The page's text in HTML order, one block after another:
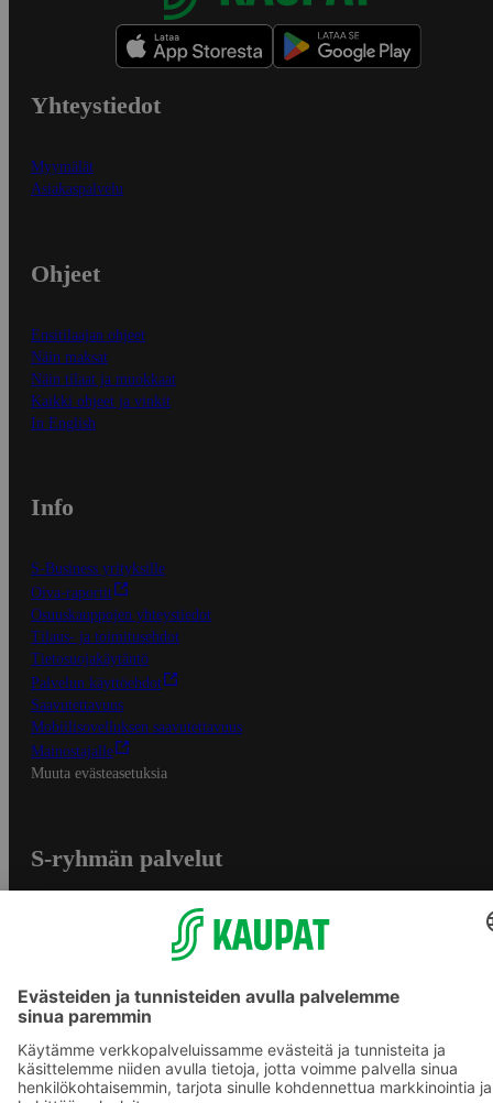
Yhteystiedot
Myymälät
Asiakaspalvelu
Ohjeet
Ensitilaajan ohjeet
Näin maksat
Näin tilaat ja muokkaat
Kaikki ohjeet ja vinkit
In English
Info
S-Business yrityksille
Oiva-raportit
Osuuskauppojen yhteystiedot
Tilaus- ja toimitusehdot
Tietosuojakäytäntö
Palvelun käyttöehdot
Saavutettavuus
Mobiilisovelluksen saavutettavuus
Mainostajalle
Muuta evästeasetuksia
S-ryhmän palvelut
S-ostoslista -sovellus
Prisma.fi
Sokos.fi
S-Pankki
Yhteishyvä